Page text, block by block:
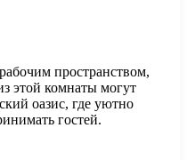
пространством,
этой комнаты могут
оазис, где уютно
гостей.